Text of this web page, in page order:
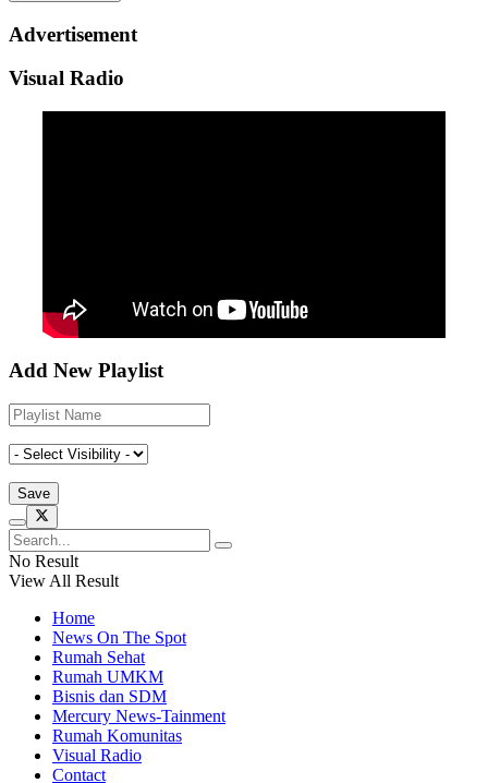
Advertisement
Visual Radio
Add New Playlist
No Result
View All Result
Home
News On The Spot
Rumah Sehat
Rumah UMKM
Bisnis dan SDM
Mercury News-Tainment
Rumah Komunitas
Visual Radio
Contact